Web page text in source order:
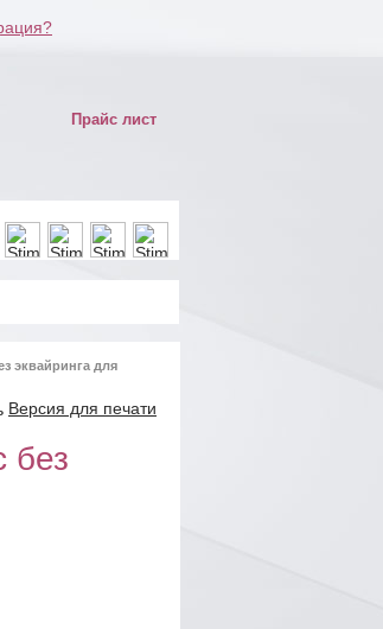
Прайс лист
эквайринга для
Версия для печати
без